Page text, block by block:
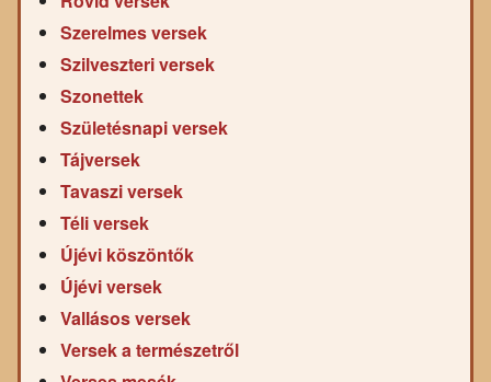
Szerelmes versek
Szilveszteri versek
Szonettek
Születésnapi versek
Tájversek
Tavaszi versek
Téli versek
Újévi köszöntők
Újévi versek
Vallásos versek
Versek a természetről